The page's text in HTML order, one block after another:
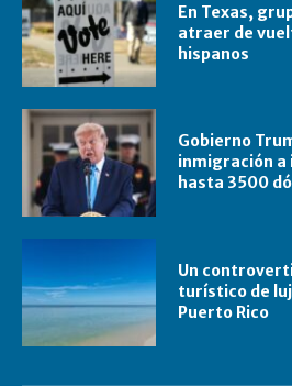
En Texas,
atraer de
hispanos
Gobierno
inmigración a
hasta 3500
Un
turístico de
Puerto Rico